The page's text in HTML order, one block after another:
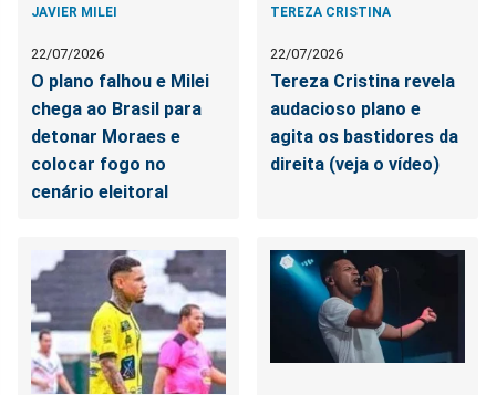
JAVIER MILEI
22/07/2026
O plano falhou e Milei
chega ao Brasil para
detonar Moraes e
colocar fogo no
cenário eleitoral
TEREZA CRISTINA
22/07/2026
Tereza Cristina revela
audacioso plano e
agita os bastidores da
direita (veja o vídeo)